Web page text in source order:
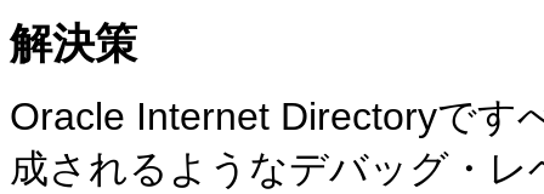
解決策
Oracle Internet Directoryです
成されるようなデバッグ・